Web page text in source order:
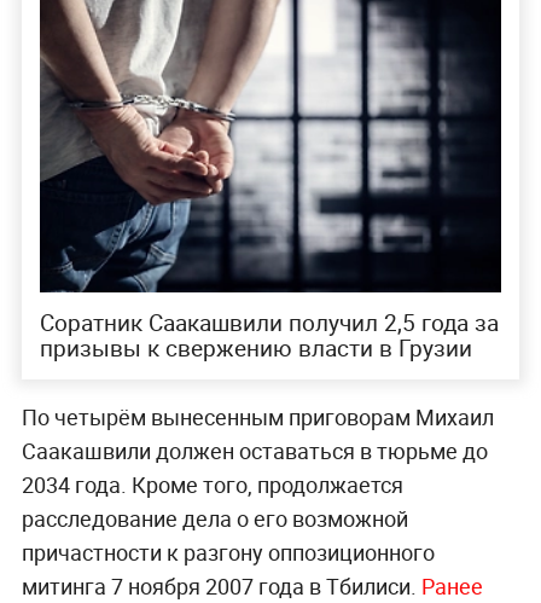
Соратник Саакашвили получил 2,5 года за
призывы к свержению власти в Грузии
По четырём вынесенным приговорам Михаил
Саакашвили должен оставаться в тюрьме до
2034 года. Кроме того, продолжается
расследование дела о его возможной
причастности к разгону оппозиционного
митинга 7 ноября 2007 года в Тбилиси. Ранее